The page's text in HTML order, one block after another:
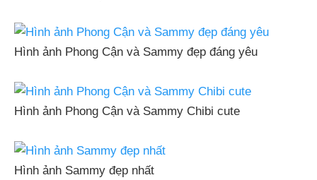
Hình ảnh Phong Cận và Sammy đẹp đáng yêu
Hình ảnh Phong Cận và Sammy Chibi cute
Hình ảnh Sammy đẹp nhất